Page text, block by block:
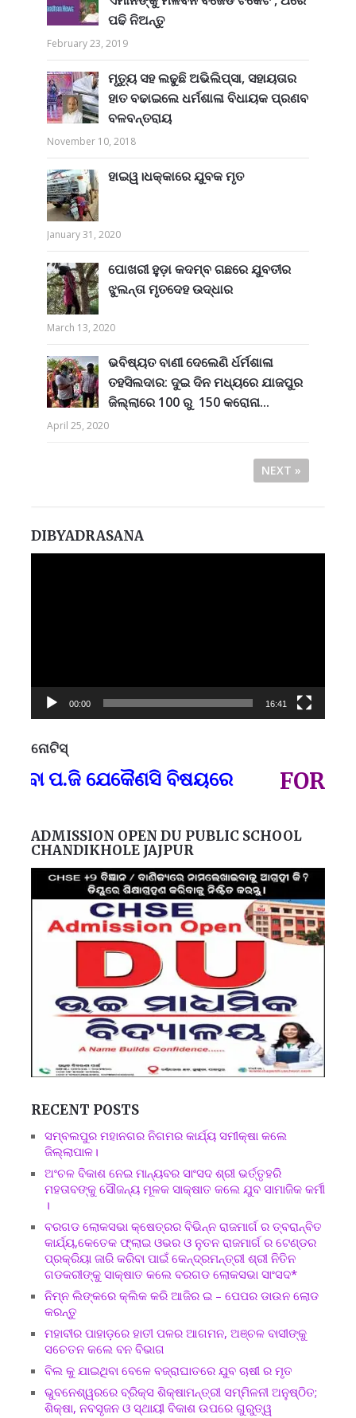
ପଢି ନିଅନ୍ତୁ
February 23, 2019
ମୃତ୍ୟୁ ସହ ଲଢୁଛି ଅଭିଲିପ୍ସା, ସହାୟତାର
ହାତ ବଢାଇଲେ ଧର୍ମଶାଳା ବିଧାୟକ ପ୍ରଣବ
ବଳବନ୍ତରାୟ
November 10, 2018
ହାଇୱ।ଧକ୍କାରେ ଯୁବକ ମୃତ
January 31, 2020
ପୋଖରୀ ହୁଡ଼ା କଦମ୍ବ ଗଛରେ ଯୁବତୀର
ଝୁଲନ୍ତା ମୃତଦେହ ଉଦ୍ଧାର
March 13, 2020
ଭବିଷ୍ୟତ ବାଣୀ ଦେଲେଣି ର୍ଧର୍ମଶାଳା
ତହସିଲଦାର: ଦୁଇ ଦିନ ମଧ୍ୟରେ ଯାଜପୁର
ଜିଲ୍ଲାରେ 100 ରୁ 150 କରୋନା...
April 25, 2020
NEXT »
DIBYADRASANA
00:00 16:41
ନୋଟିସ୍
ପ.ଜି ଯେକୈଣସି ବିଷୟରେ FOR
ADMISSION OPEN DU PUBLIC SCHOOL
CHANDIKHOLE JAJPUR
RECENT POSTS
ସମ୍ବଲପୁର ମହାନଗର ନିଗମର କାର୍ଯ୍ୟ ସମୀକ୍ଷା କଲେ
ଜିଲ୍ଲାପାଳ।
ଅଂଚଳ ବିକାଶ ନେଇ ମାନ୍ୟବର ସାଂସଦ ଶ୍ରୀ ଭର୍ତ୍ତୃହରି
ମହତାବଙ୍କୁ ସୌଜନ୍ୟ ମୂଳକ ସାକ୍ଷାତ କଲେ ଯୁବ ସାମାଜିକ କର୍ମୀ
।
ବରଗଡ ଲୋକସଭା କ୍ଷେତ୍ରର ବିଭିନ୍ନ ରାଜମାର୍ଗ ର ତ୍ବରାନ୍ବିତ
କାର୍ଯ୍ୟ,କେତେକ ଫ୍ଲାଇ ଓଭର ଓ ନୁତନ ରାଜମାର୍ଗ ର ଟେଣ୍ଡର
ପ୍ରକ୍ରିୟା ଜାରି କରିବା ପାଇଁ କେନ୍ଦ୍ରମନ୍ତ୍ରୀ ଶ୍ରୀ ନିତିନ
ଗଡକରୀଙ୍କୁ ସାକ୍ଷାତ କଲେ ବରଗଡ ଲୋକସଭା ସାଂସଦ*
ନିମ୍ନ ଲିଙ୍କରେ କ୍ଲିକ କରି ଆଜିର ଇ – ପେପର ଡାଉନ ଲୋଡ
କରନ୍ତୁ
ମହାବୀର ପାହାଡ଼ରେ ହାତୀ ପଳର ଆଗମନ, ଅଞ୍ଚଳ ବାସୀଙ୍କୁ
ସଚେତନ କଲେ ବନ ବିଭାଗ
ବିଲ କୁ ଯାଇଥିବା ବେଳେ ବଜ୍ରାଘାତରେ ଯୁବ ଚାଷୀ ର ମୃତ
ଭୁବନେଶ୍ୱରରେ ବ୍ରିକ୍ସ ଶିକ୍ଷାମନ୍ତ୍ରୀ ସମ୍ମିଳନୀ ଅନୁଷ୍ଠିତ;
ଶିକ୍ଷା, ନବସୃଜନ ଓ ସ୍ଥାୟୀ ବିକାଶ ଉପରେ ଗୁରୁତ୍ୱ